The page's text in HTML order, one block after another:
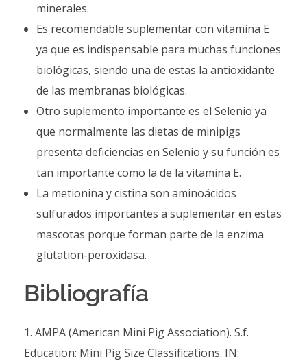
minerales.
Es recomendable suplementar con vitamina E
ya que es indispensable para muchas funciones
biológicas, siendo una de estas la antioxidante
de las membranas biológicas.
Otro suplemento importante es el Selenio ya
que normalmente las dietas de minipigs
presenta deficiencias en Selenio y su función es
tan importante como la de la vitamina E.
La metionina y cistina son aminoácidos
sulfurados importantes a suplementar en estas
mascotas porque forman parte de la enzima
glutation-peroxidasa.
Bibliografía
AMPA (American Mini Pig Association). S.f.
Education: Mini Pig Size Classifications. IN: